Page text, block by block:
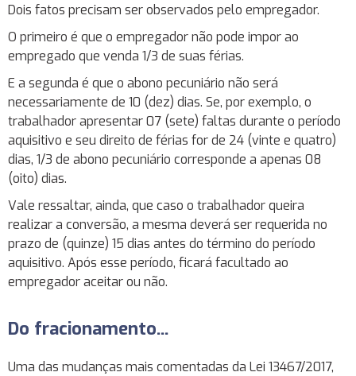
Dois fatos precisam ser observados pelo empregador.
O primeiro é que o empregador não pode impor ao
empregado que venda 1/3 de suas férias.
E a segunda é que o abono pecuniário não será
necessariamente de 10 (dez) dias. Se, por exemplo, o
trabalhador apresentar 07 (sete) faltas durante o período
aquisitivo e seu direito de férias for de 24 (vinte e quatro)
dias, 1/3 de abono pecuniário corresponde a apenas 08
(oito) dias.
Vale ressaltar, ainda, que caso o trabalhador queira
realizar a conversão, a mesma deverá ser requerida no
prazo de (quinze) 15 dias antes do término do período
aquisitivo. Após esse período, ficará facultado ao
empregador aceitar ou não.
Do fracionamento...
Uma das mudanças mais comentadas da Lei 13467/2017,